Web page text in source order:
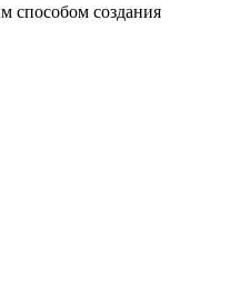
способом создания